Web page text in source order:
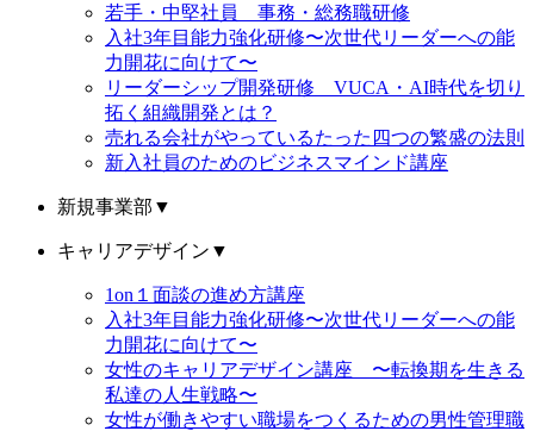
若手・中堅社員 事務・総務職研修
入社3年目能力強化研修〜次世代リーダーへの能
力開花に向けて〜
リーダーシップ開発研修 VUCA・AI時代を切り
拓く組織開発とは？
売れる会社がやっているたった四つの繁盛の法則
新入社員のためのビジネスマインド講座
新規事業部 ▼
キャリアデザイン ▼
1on１面談の進め方講座
入社3年目能力強化研修〜次世代リーダーへの能
力開花に向けて〜
女性のキャリアデザイン講座 〜転換期を生きる
私達の人生戦略〜
女性が働きやすい職場をつくるための男性管理職